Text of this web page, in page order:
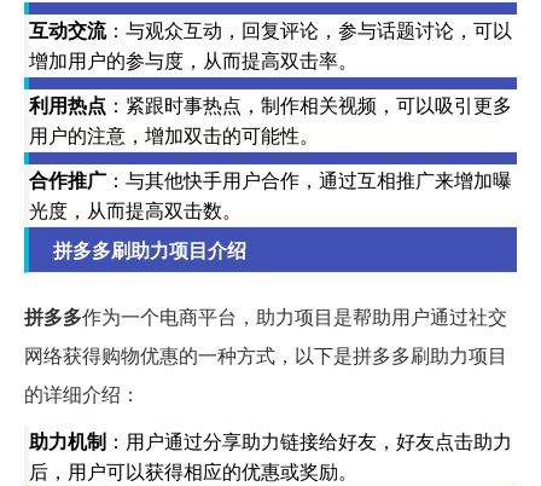
互动交流：与观众互动，回复评论，参与话题讨论，可以
增加用户的参与度，从而提高双击率。
利用热点 ：紧跟时事热点，制作相关视频，可以吸引更多
用户的注意，增加双击的可能性。
合作推广 ：与其他快手用户合作，通过互相推广来增加曝
光度，从而提高双击数。
拼多多刷助力项目介绍
拼多多作为一个电商平台，助力项目是帮助用户通过社交
网络获得购物优惠的一种方式，以下是拼多多刷助力项目
的详细介绍：
助力机制 ：用户通过分享助力链接给好友，好友点击助力
后，用户可以获得相应的优惠或奖励。